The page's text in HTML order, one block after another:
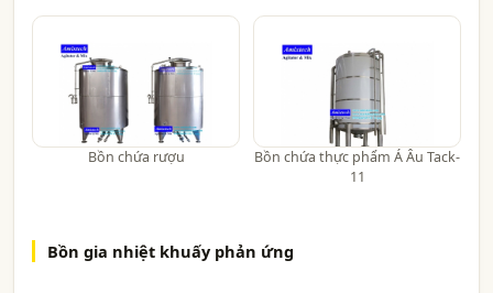
Bồn chứa rượu
Bồn chứa thực phẩm Á Âu Tack-
11
Bồn gia nhiệt khuấy phản ứng